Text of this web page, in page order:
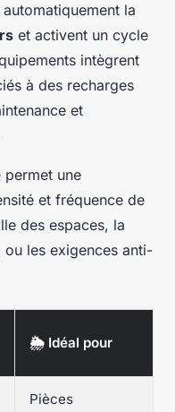
la
et activent un cycle
intègrent
à des recharges
et
une
et fréquence de
des espaces, la
ou les exigences anti-
🌦 Idéal pour
Pièces